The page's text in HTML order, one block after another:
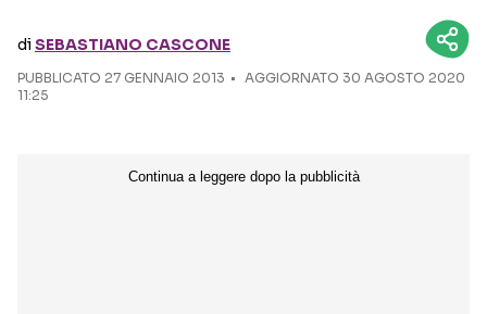
diSEBASTIANO CASCONE
PUBBLICATO 27 GENNAIO 2013
AGGIORNATO 30 AGOSTO 2020
11:25